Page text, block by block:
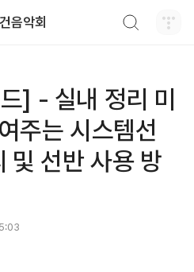
음악회
] - 실내 정리 미
주는 시스템선
및 선반 사용 방